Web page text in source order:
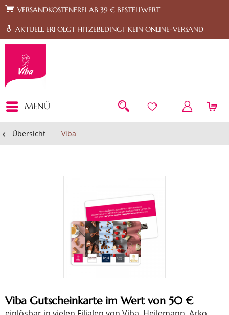
Zur Hauptnavigation springen Zum Footer springen
VERSANDKOSTENFREI AB 39 € BESTELLWERT
AKTUELL ERFOLGT HITZEBEDINGT KEIN ONLINE-VERSAND
MENÜ
Übersicht Viba
Viba Gutscheinkarte im Wert von 50 €